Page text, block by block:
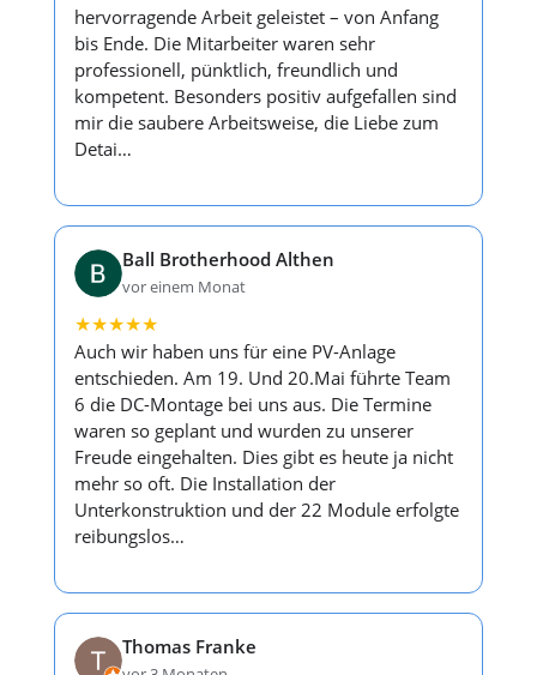
hervorragende Arbeit geleistet – von Anfang
bis Ende. Die Mitarbeiter waren sehr
professionell, pünktlich, freundlich und
kompetent. Besonders positiv aufgefallen sind
mir die saubere Arbeitsweise, die Liebe zum
Detai…
Ball Brotherhood Althen
vor einem Monat
★★★★★
Auch wir haben uns für eine PV-Anlage
entschieden. Am 19. Und 20.Mai führte Team
6 die DC-Montage bei uns aus. Die Termine
waren so geplant und wurden zu unserer
Freude eingehalten. Dies gibt es heute ja nicht
mehr so oft. Die Installation der
Unterkonstruktion und der 22 Module erfolgte
reibungslos…
Thomas Franke